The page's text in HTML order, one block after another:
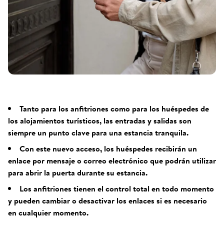
Tanto para los anfitriones como para los huéspedes de
los alojamientos turísticos, las entradas y salidas son
siempre un punto clave para una estancia tranquila.
Con este nuevo acceso, los huéspedes recibirán un
enlace por mensaje o correo electrónico que podrán utilizar
para abrir la puerta durante su estancia.
Los anfitriones tienen el control total en todo momento
y pueden cambiar o desactivar los enlaces si es necesario
en cualquier momento.